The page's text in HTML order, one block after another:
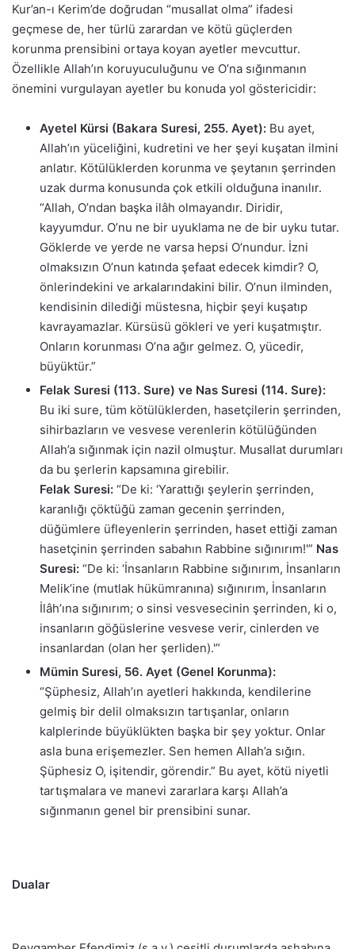
Kur’an-ı Kerim’de doğrudan “musallat olma” ifadesi
geçmese de, her türlü zarardan ve kötü güçlerden
korunma prensibini ortaya koyan ayetler mevcuttur.
Özellikle Allah’ın koruyuculuğunu ve O’na sığınmanın
önemini vurgulayan ayetler bu konuda yol göstericidir:
Ayetel Kürsi (Bakara Suresi, 255. Ayet): Bu ayet,
Allah’ın yüceliğini, kudretini ve her şeyi kuşatan ilmini
anlatır. Kötülüklerden korunma ve şeytanın şerrinden
uzak durma konusunda çok etkili olduğuna inanılır.
“Allah, O’ndan başka ilâh olmayandır. Diridir,
kayyumdur. O’nu ne bir uyuklama ne de bir uyku tutar.
Göklerde ve yerde ne varsa hepsi O’nundur. İzni
olmaksızın O’nun katında şefaat edecek kimdir? O,
önlerindekini ve arkalarındakini bilir. O’nun ilminden,
kendisinin dilediği müstesna, hiçbir şeyi kuşatıp
kavrayamazlar. Kürsüsü gökleri ve yeri kuşatmıştır.
Onların korunması O’na ağır gelmez. O, yücedir,
büyüktür.”
Felak Suresi (113. Sure) ve Nas Suresi (114. Sure):
Bu iki sure, tüm kötülüklerden, hasetçilerin şerrinden,
sihirbazların ve vesvese verenlerin kötülüğünden
Allah’a sığınmak için nazil olmuştur. Musallat durumları
da bu şerlerin kapsamına girebilir.
Felak Suresi: “De ki: ‘Yarattığı şeylerin şerrinden,
karanlığı çöktüğü zaman gecenin şerrinden,
düğümlere üfleyenlerin şerrinden, haset ettiği zaman
hasetçinin şerrinden sabahın Rabbine sığınırım!'” Nas
Suresi: “De ki: ‘İnsanların Rabbine sığınırım, İnsanların
Melik’ine (mutlak hükümranına) sığınırım, İnsanların
İlâh’ına sığınırım; o sinsi vesvesecinin şerrinden, ki o,
insanların göğüslerine vesvese verir, cinlerden ve
insanlardan (olan her şerliden).'”
Mümin Suresi, 56. Ayet (Genel Korunma):
“Şüphesiz, Allah’ın ayetleri hakkında, kendilerine
gelmiş bir delil olmaksızın tartışanlar, onların
kalplerinde büyüklükten başka bir şey yoktur. Onlar
asla buna erişemezler. Sen hemen Allah’a sığın.
Şüphesiz O, işitendir, görendir.” Bu ayet, kötü niyetli
tartışmalara ve manevi zararlara karşı Allah’a
sığınmanın genel bir prensibini sunar.
Dualar